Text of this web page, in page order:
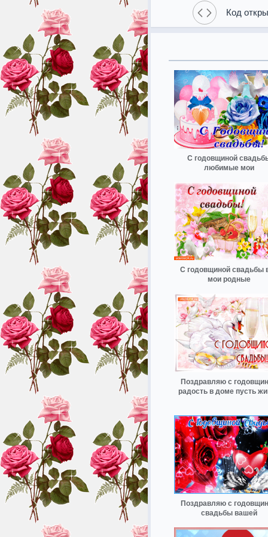
Код
С годовщиной
любимые мои
С годовщиной свадьбы
мои родные
Поздравляю с
радость в доме пусть
Поздравляю с
свадьбы вашей